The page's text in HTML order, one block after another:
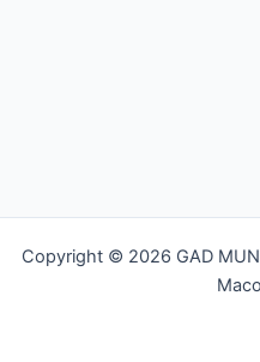
Copyright © 2026 GAD